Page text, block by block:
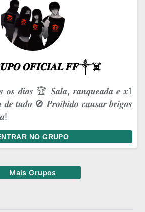
𝑶𝑭𝑰𝑪𝑰𝑨𝑳 𝑭𝑭༒☠️
𝒐𝒔 𝒅𝒊𝒂𝒔 🏆 𝑺𝒂𝒍𝒂, 𝒓𝒂𝒏𝒒𝒖𝒆𝒂𝒅𝒂 𝒆 𝒙1
𝒕𝒖𝒅𝒐 🚫 𝑷𝒓𝒐𝒊𝒃𝒊𝒅𝒐 𝒄𝒂𝒖𝒔𝒂𝒓 𝒃𝒓𝒊𝒈𝒂𝒔
NO GRUPO
Mais Grupos